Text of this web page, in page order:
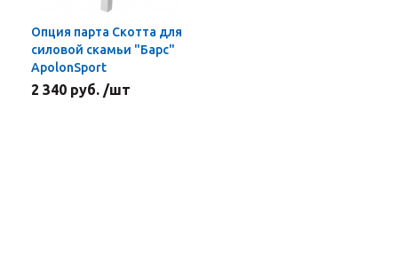
Опция парта Скотта для
силовой скамьи "Барс"
ApolonSport
2 340 руб. /шт